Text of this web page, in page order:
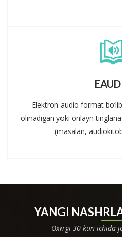
Elektron audio format
olinadigan yoki onlayn
(masalan,
YANGI
Oxirgi 30 kun ichida